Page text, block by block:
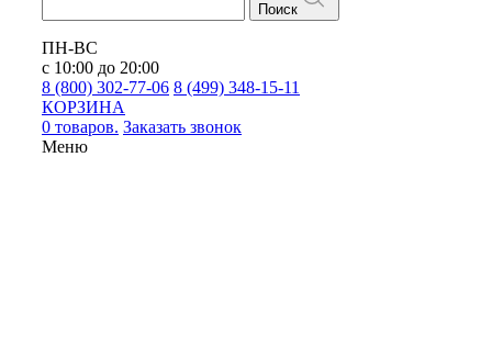
Поиск
ПН-ВС
с 10:00 до 20:00
8 (800) 302-77-06 8 (499) 348-15-11
КОРЗИНА
0 товаров. Заказать звонок
Меню